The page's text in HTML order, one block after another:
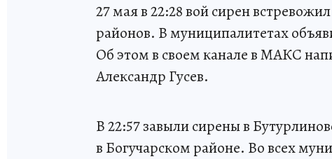
27 мая в 22:28 вой сирен
районов. В муниципалитетах
Об этом в своем канале в МАКС
Александр Гусев.
В 22:57 завыли сирены в
в Богучарском районе. Во всех